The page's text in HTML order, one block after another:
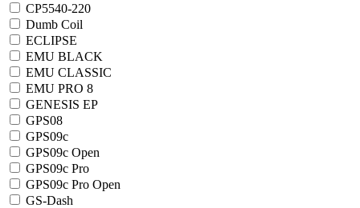
CP5540-220
Dumb Coil
ECLIPSE
EMU BLACK
EMU CLASSIC
EMU PRO 8
GENESIS EP
GPS08
GPS09c
GPS09c Open
GPS09c Pro
GPS09c Pro Open
GS-Dash